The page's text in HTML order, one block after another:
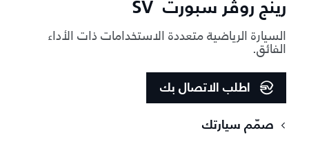
رينج روڤر سبورت SV
السيارة الرياضية متعددة الاستخدامات ذات الأداء
الفائق.
اطلب الاتصال بك
صمّم سيارتك